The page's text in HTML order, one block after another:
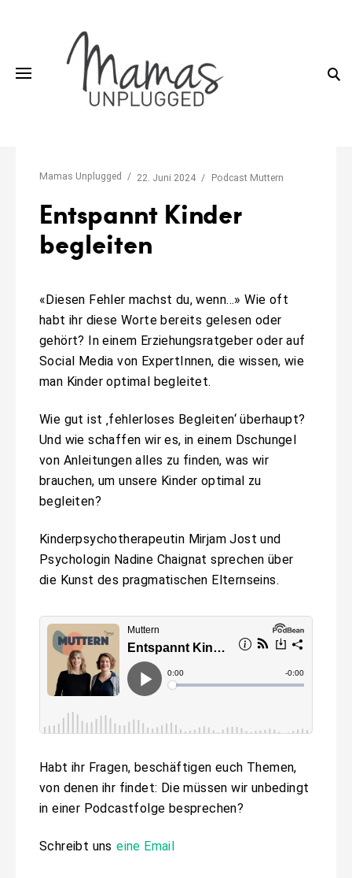
Mamas Unplugged 22. Juni 2024 Podcast Muttern
Entspannt Kinder
begleiten
«Diesen Fehler machst du, wenn…» Wie oft
habt ihr diese Worte bereits gelesen oder
gehört? In einem Erziehungsratgeber oder auf
Social Media von ExpertInnen, die wissen, wie
man Kinder optimal begleitet.
Wie gut ist ‚fehlerloses Begleiten‘ überhaupt?
Und wie schaffen wir es, in einem Dschungel
von Anleitungen alles zu finden, was wir
brauchen, um unsere Kinder optimal zu
begleiten?
Kinderpsychotherapeutin Mirjam Jost und
Psychologin Nadine Chaignat sprechen über
die Kunst des pragmatischen Elternseins.
Habt ihr Fragen, beschäftigen euch Themen,
von denen ihr findet: Die müssen wir unbedingt
in einer Podcastfolge besprechen?
Schreibt uns eine Email